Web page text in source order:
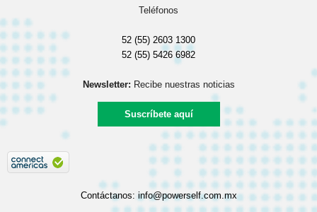
Teléfonos
52 (55) 2603 1300
52 (55) 5426 6982
Newsletter: Recibe nuestras noticias
Suscríbete aquí
Contáctanos: info@powerself.com.mx